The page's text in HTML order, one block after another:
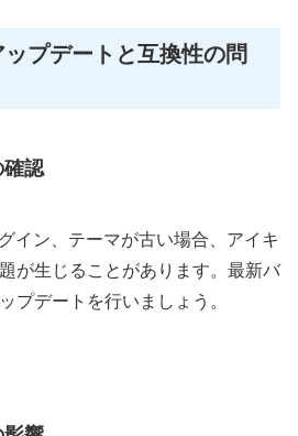
プデートと互換性の問
認
イン、テーマが古い場合、アイキ
が生じることがあります。最新バ
プデートを行いましょう。